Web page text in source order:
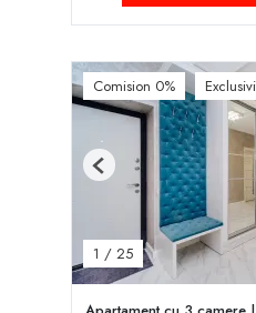
Comision 0%
1 / 25
Previous